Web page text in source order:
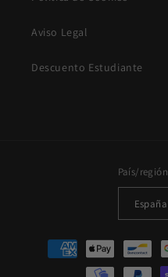
Aviso Legal
Descuento Estudiante
País/región
Formas